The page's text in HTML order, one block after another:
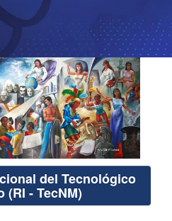
del Tecnológico
(RI - TecNM)